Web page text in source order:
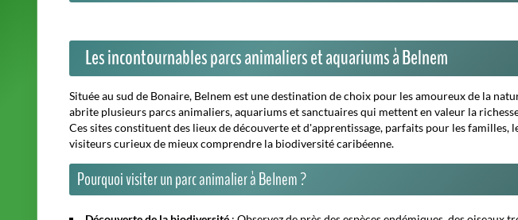
Les incontournables parcs animaliers et aquariums à Belnem
Située au sud de Bonaire, Belnem est une destination de choix pour les amoureux de la
abrite plusieurs parcs animaliers, aquariums et sanctuaires qui mettent en valeur la
Ces sites constituent des lieux de découverte et d'apprentissage, parfaits pour les familles,
visiteurs curieux de mieux comprendre la biodiversité caribéenne.
Pourquoi visiter un parc animalier à Belnem ?